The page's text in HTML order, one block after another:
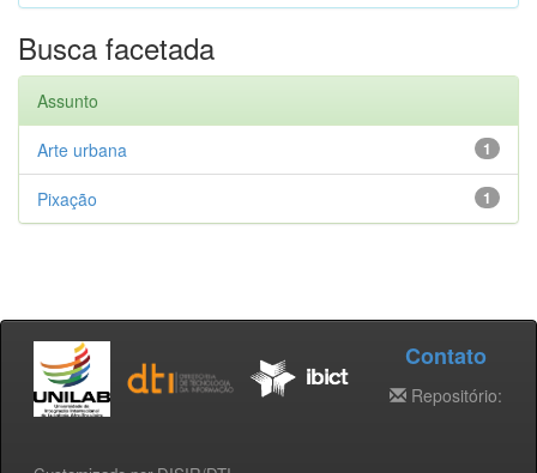
Busca facetada
Assunto
1
Arte urbana
1
Pixação
Contato
Repositório: